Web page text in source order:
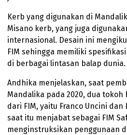
Kerb yang digunakan di
Misano kerb, yang juga
internasional. Desain ini
FIM sehingga memiliki
di berbagai lintasan balap dunia.
Andhika menjelaskan, saat
Mandalika pada 2020, dua tokoh
dari FIM, yaitu Franco Uncini dan
saat itu menjabat sebagai FIM
menginstruksikan penggunaan